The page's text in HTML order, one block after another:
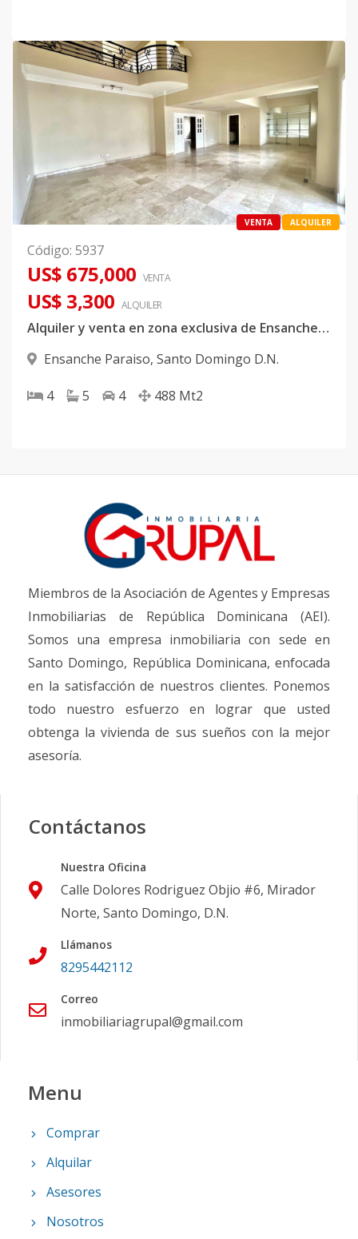
VENTA ALQUILER
Código: 5937
US$ 675,000 VENTA
US$ 3,300 ALQUILER
Alquiler y venta en zona exclusiva de Ensanche Paraiso
Ensanche Paraiso, Santo Domingo D.N.
4 5 4 488 Mt2
Miembros de la Asociación de Agentes y Empresas
Inmobiliarias de República Dominicana (AEI).
Somos una empresa inmobiliaria con sede en
Santo Domingo, República Dominicana, enfocada
en la satisfacción de nuestros clientes. Ponemos
todo nuestro esfuerzo en lograr que usted
obtenga la vivienda de sus sueños con la mejor
asesoría.
Contáctanos
Nuestra Oficina
Calle Dolores Rodriguez Objio #6, Mirador
Norte, Santo Domingo, D.N.
Llámanos
8295442112
Correo
inmobiliariagrupal@gmail.com
Menu
Comprar
Alquilar
Asesores
Nosotros